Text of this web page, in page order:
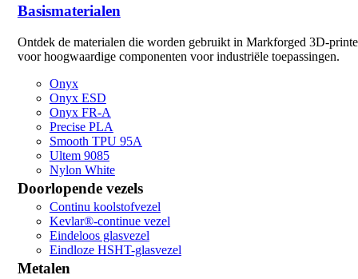
Basismaterialen
Ontdek de materialen die worden gebruikt in Markforged 3D-
voor hoogwaardige componenten voor industriële toepassingen.
Onyx
Onyx ESD
Onyx FR-A
Precise PLA
Smooth TPU 95A
Ultem 9085
Nylon White
Doorlopende vezels
Continu koolstofvezel
Kevlar®-continue vezel
Eindeloos glasvezel
Eindloze HSHT-glasvezel
Metalen